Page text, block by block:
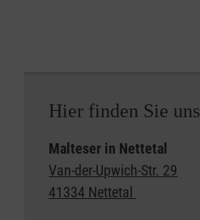
Hier finden Sie uns
Malteser in Nettetal
Van-der-Upwich-Str. 29
41334 Nettetal